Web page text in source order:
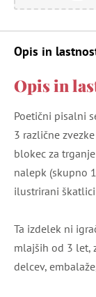
Opis in
Opis in
Poetični pisalni
3 različne
blokec za
nalepk (skupno
ilustrirani
Ta izdelek ni
mlajših od 3 let,
delcev,